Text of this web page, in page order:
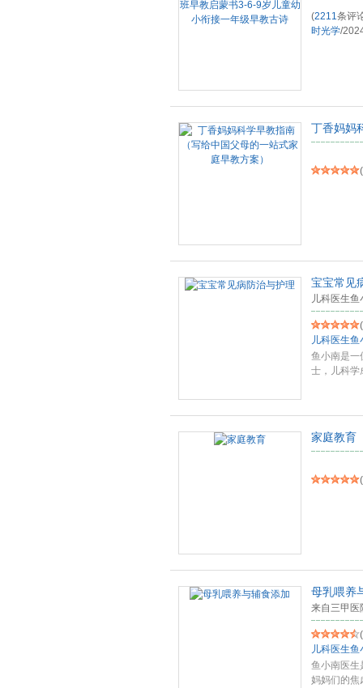
(2211条评
时光学/
丁香妈妈
(
宝宝常见
儿科医生
(
儿科医生鱼
鱼小南是一
士，儿科学
家庭教育
(
母乳喂养
来自三甲医
(
儿科医生鱼
鱼小南医生
妈妈们的焦